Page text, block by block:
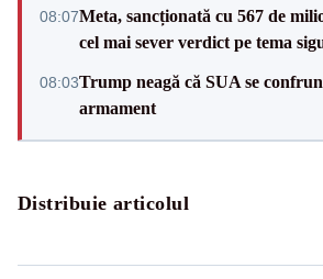
08:07Meta, sancționată cu 567 de
cel mai sever verdict pe tema
08:03Trump neagă că SUA se
armament
Distribuie articolul